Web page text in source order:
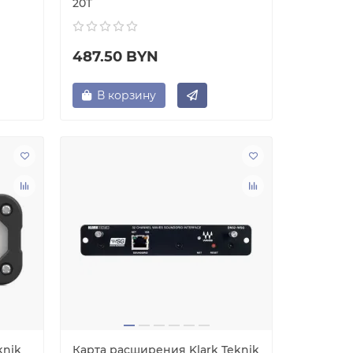
487.50 BYN
В корзину
Карта расширения Klark Teknik